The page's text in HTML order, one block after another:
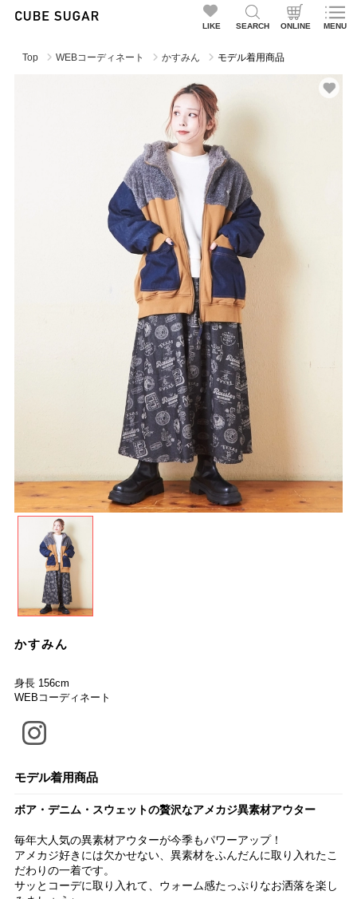
LIKE SEARCH ONLINE MENU
Top WEBコーディネート かすみん モデル着用商品
かすみん
身長 156cm
WEBコーディネート
モデル着用商品
ボア・デニム・スウェットの贅沢なアメカジ異素材アウター
毎年大人気の異素材アウターが今季もパワーアップ！
アメカジ好きには欠かせない、異素材をふんだんに取り入れたこ
だわりの一着です。
サッとコーデに取り入れて、ウォーム感たっぷりなお洒落を楽し